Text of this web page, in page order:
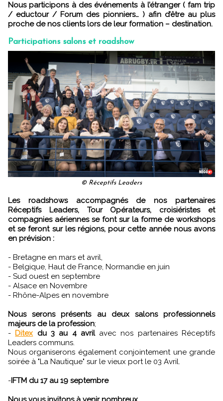
Nous participons à des événements à l’étranger ( fam trip
/ eductour / Forum des pionniers… ) afin d’être au plus
proche de nos clients lors de leur formation – destination.
Participations salons et roadshow
© Réceptifs Leaders
Les roadshows accompagnés de nos partenaires
Réceptifs Leaders, Tour Opérateurs, croisiéristes et
compagnies aériennes se font sur la forme de workshops
et se feront sur les régions, pour cette année nous avons
en prévision :
- Bretagne en mars et avril,
- Belgique, Haut de France, Normandie en juin
- Sud ouest en septembre
- Alsace en Novembre
- Rhône-Alpes en novembre
Nous serons présents au deux salons professionnels
majeurs de la profession;
- Ditex du 3 au 4 avrilavec nos partenaires Réceptifs
Leaders communs.
Nous organiserons également conjointement une grande
soirée à "La Nautique" sur le vieux port le 03 Avril.
-IFTM du 17 au 19 septembre